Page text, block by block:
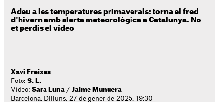
Adeu a les temperatures primaverals: torna el fred
d'hivern amb alerta meteorològica a Catalunya. No
et perdis el vídeo
Xavi Freixes
Foto:S. L.
Vídeo:Sara Luna /Jaime Munuera
Barcelona. Dilluns, 27 de gener de 2025. 19:30